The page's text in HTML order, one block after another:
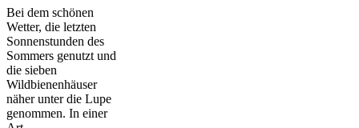
Bei dem schönen
Wetter, die letzten
Sonnenstunden des
Sommers genutzt und
die sieben
Wildbienenhäuser
näher unter die Lupe
genommen. In einer